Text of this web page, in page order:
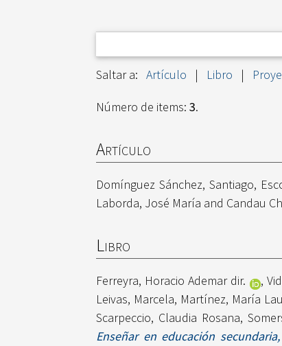
Saltar a: Artículo | Libro |
Número de items: 3.
Artículo
Domínguez Sánchez, Santiago,
Laborda, José María and Candau
Libro
Ferreyra, Horacio Ademar dir. ,
Leivas, Marcela, Martínez, María
Scarpeccio, Claudia Rosana,
Enseñar en educación